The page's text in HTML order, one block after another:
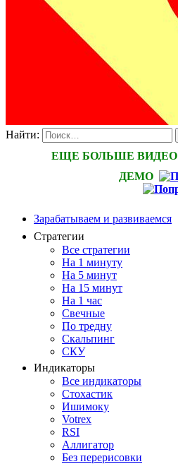
Найти:
ЕЩЕ БОЛЬШЕ ВИДЕО
ДЕМО
Зарабатываем и развиваемся
Стратегии
Все стратегии
На 1 минуту
На 5 минут
На 15 минут
На 1 час
Свечные
По тредну
Скальпинг
СКУ
Индикаторы
Все индикаторы
Стохастик
Ишимоку
Votrex
RSI
Аллигатор
Без перерисовки